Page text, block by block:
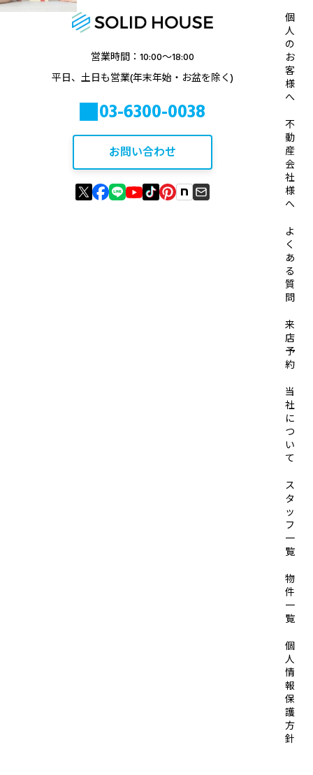
営業時間：10:00〜18:00
平日、土日も営業(年末年始・お盆を除く)
03-6300-0038
お問い合わせ
個
人
の
お
客
様
へ
不
動
産
会
社
様
へ
よ
く
あ
る
質
問
来
店
予
約
当
社
に
つ
い
て
ス
タ
ッ
フ
一
覧
物
件
一
覧
個
人
情
報
保
護
方
針